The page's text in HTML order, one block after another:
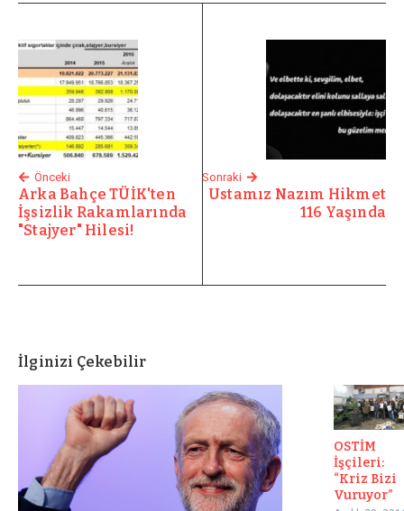
Önceki
Arka Bahçe TÜİK'ten
İşsizlik Rakamlarında
"Stajyer" Hilesi!
Sonraki
Ustamız Nazım Hikmet
116 Yaşında
İlginizi Çekebilir
OSTİM
İşçileri:
“Kriz Bizi
Vuruyor”